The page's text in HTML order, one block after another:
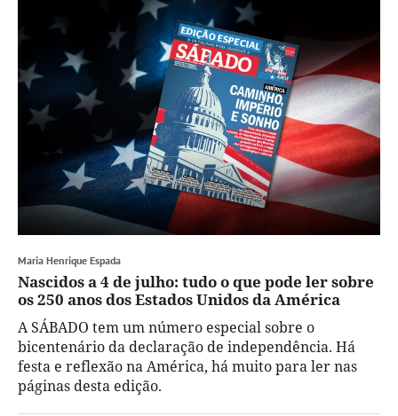
Maria Henrique Espada
Nascidos a 4 de julho: tudo o que pode ler sobre
os 250 anos dos Estados Unidos da América
A SÁBADO tem um número especial sobre o
bicentenário da declaração de independência. Há
festa e reflexão na América, há muito para ler nas
páginas desta edição.